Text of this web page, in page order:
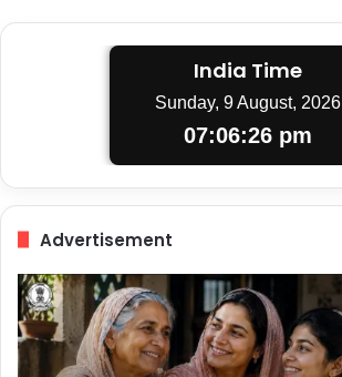
India Time
Sunday, 9 August, 2026
07:06:26 pm
Advertisement